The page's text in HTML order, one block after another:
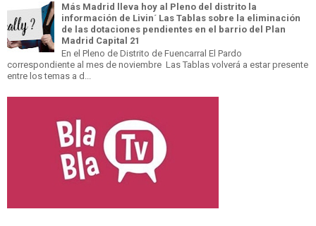
Más Madrid lleva hoy al Pleno del distrito la
información de Livin´ Las Tablas sobre la eliminación
de las dotaciones pendientes en el barrio del Plan
Madrid Capital 21
En el Pleno de Distrito de Fuencarral El Pardo
correspondiente al mes de noviembre Las Tablas volverá a estar presente
entre los temas a d...